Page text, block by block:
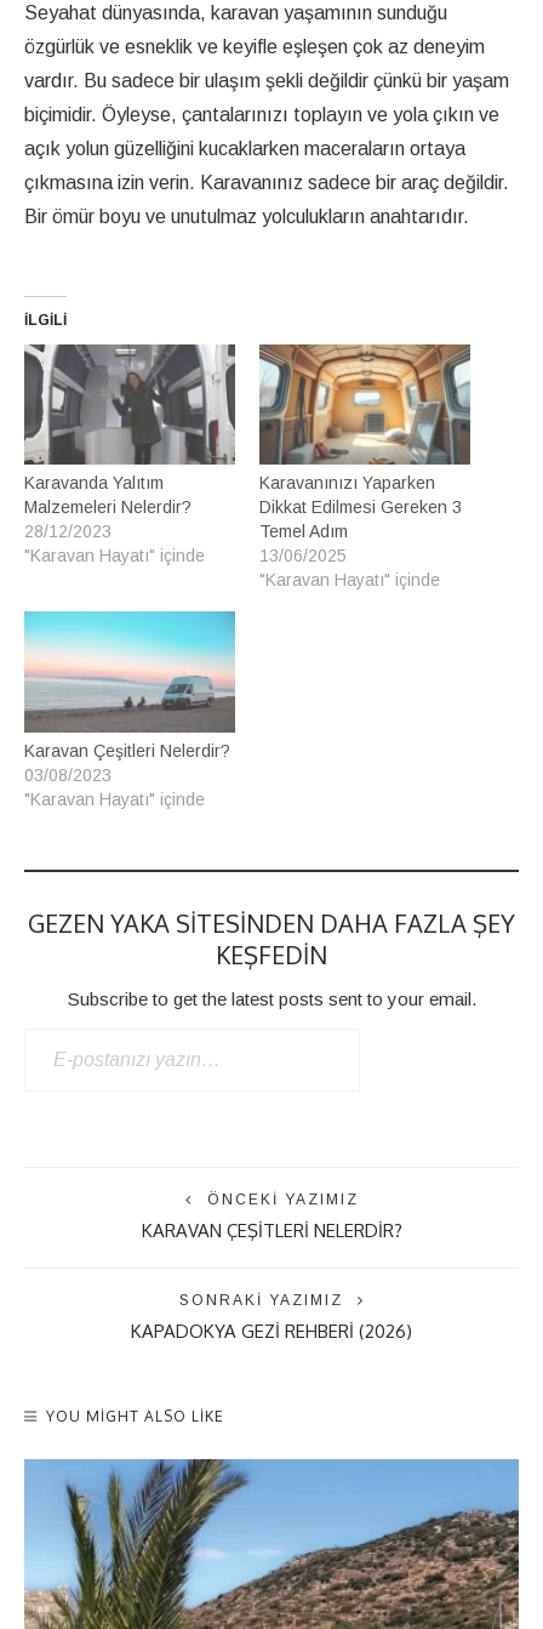
Seyahat dünyasında, karavan yaşamının sunduğu
özgürlük ve esneklik ve keyifle eşleşen çok az deneyim
vardır. Bu sadece bir ulaşım şekli değildir çünkü bir yaşam
biçimidir. Öyleyse, çantalarınızı toplayın ve yola çıkın ve
açık yolun güzelliğini kucaklarken maceraların ortaya
çıkmasına izin verin. Karavanınız sadece bir araç değildir.
Bir ömür boyu ve unutulmaz yolculukların anahtarıdır.
İLGILI
Karavanda Yalıtım
Malzemeleri Nelerdir?
28/12/2023
"Karavan Hayatı" içinde
Karavanınızı Yaparken
Dikkat Edilmesi Gereken 3
Temel Adım
13/06/2025
"Karavan Hayatı" içinde
Karavan Çeşitleri Nelerdir?
03/08/2023
"Karavan Hayatı" içinde
GEZEN YAKA SITESINDEN DAHA FAZLA ŞEY
KEŞFEDIN
Subscribe to get the latest posts sent to your email.
ÖNCEKI YAZIMIZ
KARAVAN ÇEŞITLERI NELERDIR?
SONRAKI YAZIMIZ
KAPADOKYA GEZI REHBERI (2026)
YOU MIGHT ALSO LIKE